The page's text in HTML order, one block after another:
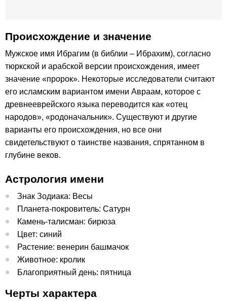
Происхождение и значение
Мужское имя Ибрагим (в библии – Ибрахим), согласно
тюркской и арабской версии происхождения, имеет
значение «пророк». Некоторые исследователи считают
его исламским вариантом имени Авраам, которое с
древнееврейского языка переводится как «отец
народов», «родоначальник». Существуют и другие
варианты его происхождения, но все они
свидетельствуют о таинстве названия, спрятанном в
глубине веков.
Астрология имени
Знак Зодиака: Весы
Планета-покровитель: Сатурн
Камень-талисман: бирюза
Цвет: синий
Растение: венерин башмачок
Животное: кролик
Благоприятный день: пятница
Черты характера